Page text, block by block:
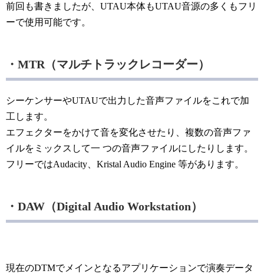
前回も書きましたが、UTAU本体もUTAU音源の多くもフリ
ーで使用可能です。
・MTR（マルチトラックレコーダー）
シーケンサーやUTAUで出力した音声ファイルをこれで加
工します。
エフェクターをかけて音を変化させたり、複数の音声ファ
イルをミックスして一 つの音声ファイルにしたりします。
フリーではAudacity、Kristal Audio Engine 等があります。
・DAW（Digital Audio Workstation）
現在のDTMでメインとなるアプリケーションで演奏データ